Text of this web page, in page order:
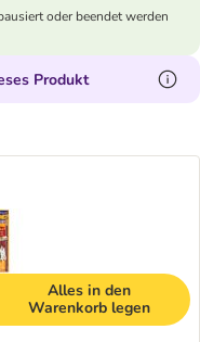
oder beendet werden
Produkt
Alles in den
Warenkorb legen